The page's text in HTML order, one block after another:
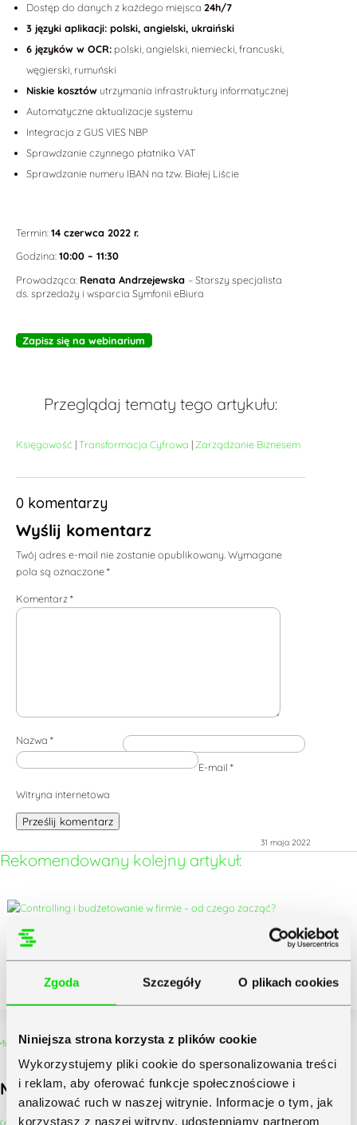
Zgoda Szczegóły O plikach cookies
Niniejsza strona korzysta z plików cookie
Wykorzystujemy pliki cookie do spersonalizowania treści
i reklam, aby oferować funkcje społecznościowe i
analizować ruch w naszej witrynie. Informacje o tym, jak
korzystasz z naszej witryny, udostępniamy partnerom
31 maja 2022
Dostęp do danych z każdego miejsca 24h/7
3 języki aplikacji: polski, angielski, ukraiński
6 języków w OCR:polski, angielski, niemiecki, francuski,
węgierski, rumuński
Niskie kosztówutrzymania infrastruktury informatycznej
Automatyczne aktualizacje systemu
Integracja z GUS VIES NBP
Sprawdzanie czynnego płatnika VAT
Sprawdzanie numeru IBAN na tzw. Białej Liście
Termin:14 czerwca 2022 r.
Godzina:10:00 – 11:30
Prowadząca: Renata Andrzejewska – Starszy specjalista
ds. sprzedaży i wsparcia Symfonii eBiura
Zapisz się na webinarium
Przeglądaj tematy tego artykułu:
Księgowość |Transformacja Cyfrowa | Zarządzanie Biznesem
0 komentarzy
Wyślij komentarz
Twój adres e-mail nie zostanie opublikowany. Wymagane
pola są oznaczone*
Komentarz*
Nazwa*
E-mail*
Witryna internetowa
Prześlij komentarz
Rekomendowany kolejny artykuł:
Controlling i budżetowanie w firmie – od czego
czytaj dalej
Marketing biura rachunkowego w 2026 roku